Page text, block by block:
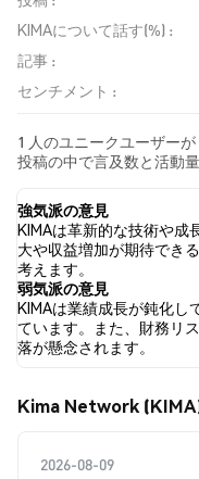
KIMAについて話す(%) :
記事 :
センチメント :
1 人のユニークユーザー
投稿の中で言及数と活動
強気 でした。 最後に、
れました。 Twitterでは、
し、0.00% のツイートが
ートは KIMA に対して中
ツイートに基づいています
強気派の意見
KIMAは革新的な技術や成
大や収益増加が期待でき
考えます。
弱気派の意見
KIMAは業績成長が鈍化し
ています。また、財務リ
落が懸念されます。
Kima Network
2026-08-09